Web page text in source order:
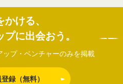
かける、
に出会おう。
ップ・ベンチャーのみを掲載
録（無料）